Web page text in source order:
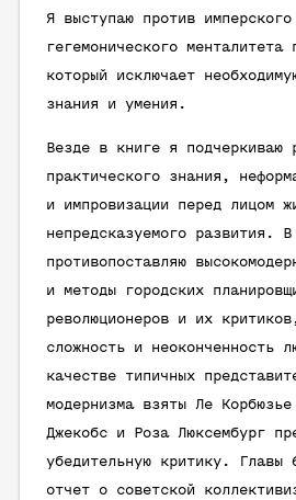
Я выступаю против
гегемонического менталитета
который исключает
знания и умения.
Везде в книге я подчеркиваю
практического знания,
и импровизации перед лицом
непредсказуемого развития.
противопоставляю
и методы городских
революционеров и их
сложность и неоконченность
качестве типичных
модернизма взяты Ле
Джекобс и Роза Люксембург
убедительную критику. Главы
отчет о советской